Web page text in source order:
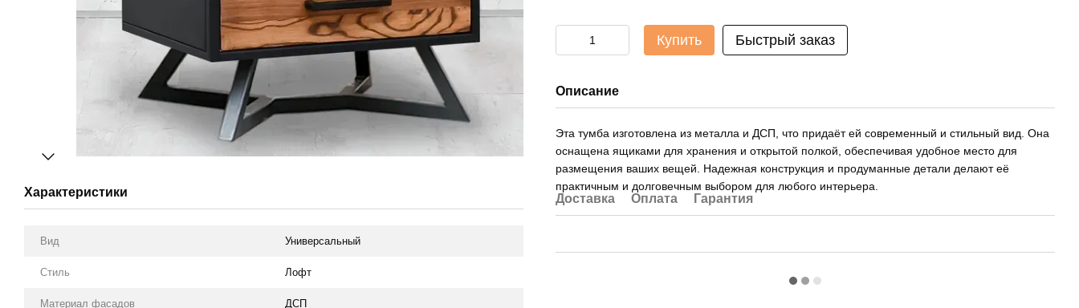
Характеристики
Вид Универсальный
Стиль Лофт
Материал фасадов ДСП
Купить Быстрый заказ
Описание
Эта тумба изготовлена из металла и ДСП, что придаёт ей современный и стильный вид. Она
оснащена ящиками для хранения и открытой полкой, обеспечивая удобное место для
размещения ваших вещей. Надежная конструкция и продуманные детали делают её
практичным и долговечным выбором для любого интерьера.
Доставка Оплата Гарантия